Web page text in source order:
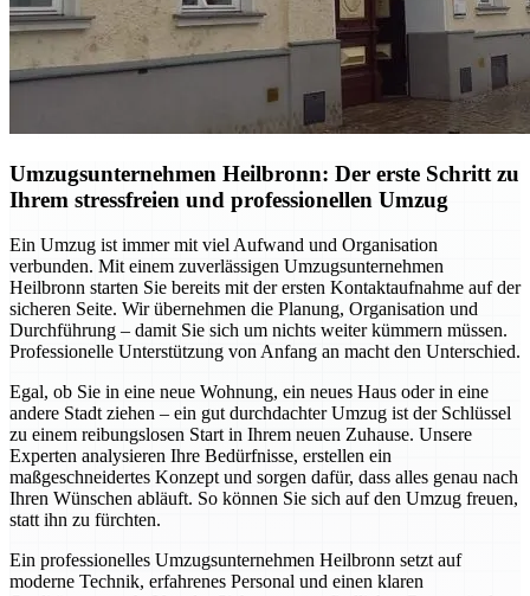
Umzugsunternehmen Heilbronn: Der erste Schritt zu
Ihrem stressfreien und professionellen Umzug
Ein Umzug ist immer mit viel Aufwand und Organisation
verbunden. Mit einem zuverlässigen Umzugsunternehmen
Heilbronn starten Sie bereits mit der ersten Kontaktaufnahme auf der
sicheren Seite. Wir übernehmen die Planung, Organisation und
Durchführung – damit Sie sich um nichts weiter kümmern müssen.
Professionelle Unterstützung von Anfang an macht den Unterschied.
Egal, ob Sie in eine neue Wohnung, ein neues Haus oder in eine
andere Stadt ziehen – ein gut durchdachter Umzug ist der Schlüssel
zu einem reibungslosen Start in Ihrem neuen Zuhause. Unsere
Experten analysieren Ihre Bedürfnisse, erstellen ein
maßgeschneidertes Konzept und sorgen dafür, dass alles genau nach
Ihren Wünschen abläuft. So können Sie sich auf den Umzug freuen,
statt ihn zu fürchten.
Ein professionelles Umzugsunternehmen Heilbronn setzt auf
moderne Technik, erfahrenes Personal und einen klaren